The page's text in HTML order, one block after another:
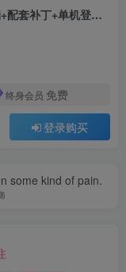
《大人得加钱/忠义群雄传》传奇一键游戏端+配套补丁+单机登录器+精美网站+详细教程+一键安装+新Gom引擎
终身会员 免费
登录购买
some kind of pain.